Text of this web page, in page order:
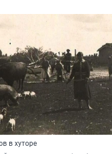
в хуторе